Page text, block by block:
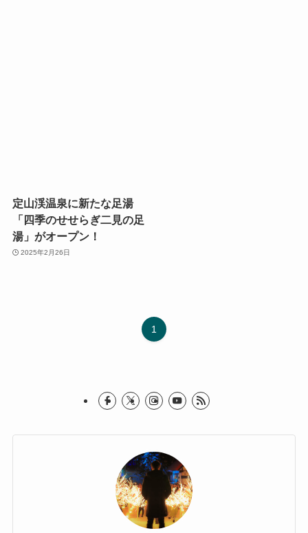
定山渓温泉に新たな足湯
「四季のせせらぎ二見の足
湯」がオープン！
2025年2月26日
1